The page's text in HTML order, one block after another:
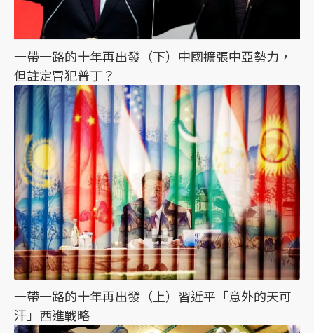
一帶一路的十年再出發（下）中國擴張中亞勢力，
但註定冒犯普丁？
一帶一路的十年再出發（上）習近平「意外的天可
汗」西進戰略